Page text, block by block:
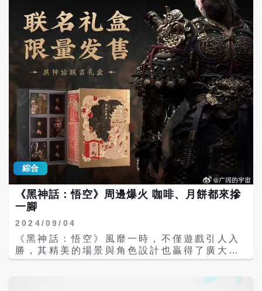
午睡。但這優閒的時光都被《黑神話》改變
了。 在暑假尾聲時，旅遊人潮流卻不降反增，
山西和《黑神話》相關的景點，最具代表性的
就是大同雲岡石窟，最大容量4萬多人的景
區，即時的人流量至少超過3萬多人。 雲崗石
窟的導遊說，光是五一和暑假光旅客就破300
萬大關，遊客太多了，身邊的人都開始沒辦法
午睡了。《黑神話》讓景區裡，再也沒看見癱
在椅子上優閒小睡的警衛，附近的餐廳半睡都
開始不午休了，「不睡覺也要接住這波潑天富
貴」。 事實上，也沒有人有時間午睡了。前往
雲岡石窟的路，一路上都是外地車，還有不守
規矩的硬是擠到逆向車道去的。原本的停車場
根本找不到車位，大部分的車子不得不停到更
遠的備用停車場。站在雲崗石窟的最高處往下
看，密密麻麻的，全是人頭排起來的長龍。 在
雲岡石窟最精華的第五窟排隊時，人擠著人，
空氣都被烘得熱熱的，看著窟裡的佛像，想拍
話》取景地的應縣木塔景區，在遊戲發布後，
每日客流漲到了145000人左右。晉城玉皇廟
景區，人手不夠，已經邀請志工來幫忙維持秩
序。山西的文創產品也賣到供不應求，各式的
冰箱貼、玩偶、文創冰棒都在各個景點熱賣
綜合
《黑神話：悟空》周邊爆火 咖啡、月餅都來摻
一腳
2024/09/04
《黑神話：悟空》風靡一時，不僅遊戲引人入
勝，其精美的場景與角色設計也贏得了廣大天
命人（玩家）的心。隨著遊戲熱度持續走高，